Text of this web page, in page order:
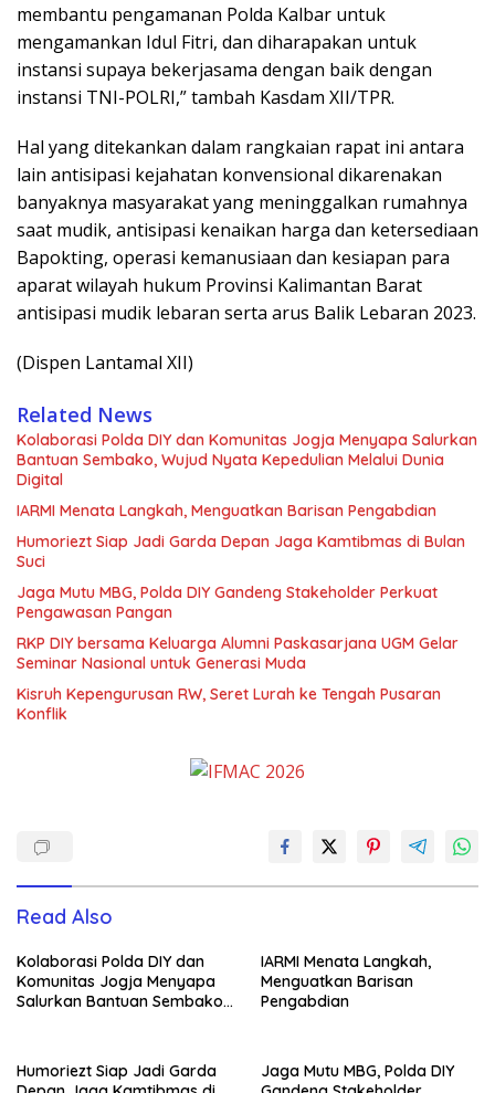
membantu pengamanan Polda Kalbar untuk
mengamankan Idul Fitri, dan diharapakan untuk
instansi supaya bekerjasama dengan baik dengan
instansi TNI-POLRI,” tambah Kasdam XII/TPR.
Hal yang ditekankan dalam rangkaian rapat ini antara
lain antisipasi kejahatan konvensional dikarenakan
banyaknya masyarakat yang meninggalkan rumahnya
saat mudik, antisipasi kenaikan harga dan ketersediaan
Bapokting, operasi kemanusiaan dan kesiapan para
aparat wilayah hukum Provinsi Kalimantan Barat
antisipasi mudik lebaran serta arus Balik Lebaran 2023.
(Dispen Lantamal XII)
Related News
Kolaborasi Polda DIY dan Komunitas Jogja Menyapa Salurkan
Bantuan Sembako, Wujud Nyata Kepedulian Melalui Dunia
Digital
IARMI Menata Langkah, Menguatkan Barisan Pengabdian
Humoriezt Siap Jadi Garda Depan Jaga Kamtibmas di Bulan
Suci
Jaga Mutu MBG, Polda DIY Gandeng Stakeholder Perkuat
Pengawasan Pangan
RKP DIY bersama Keluarga Alumni Paskasarjana UGM Gelar
Seminar Nasional untuk Generasi Muda
Kisruh Kepengurusan RW, Seret Lurah ke Tengah Pusaran
Konflik
Read Also
Kolaborasi Polda DIY dan
Komunitas Jogja Menyapa
Salurkan Bantuan Sembako,
IARMI Menata Langkah,
Menguatkan Barisan
Pengabdian
Humoriezt Siap Jadi Garda
Jaga Mutu MBG, Polda DIY